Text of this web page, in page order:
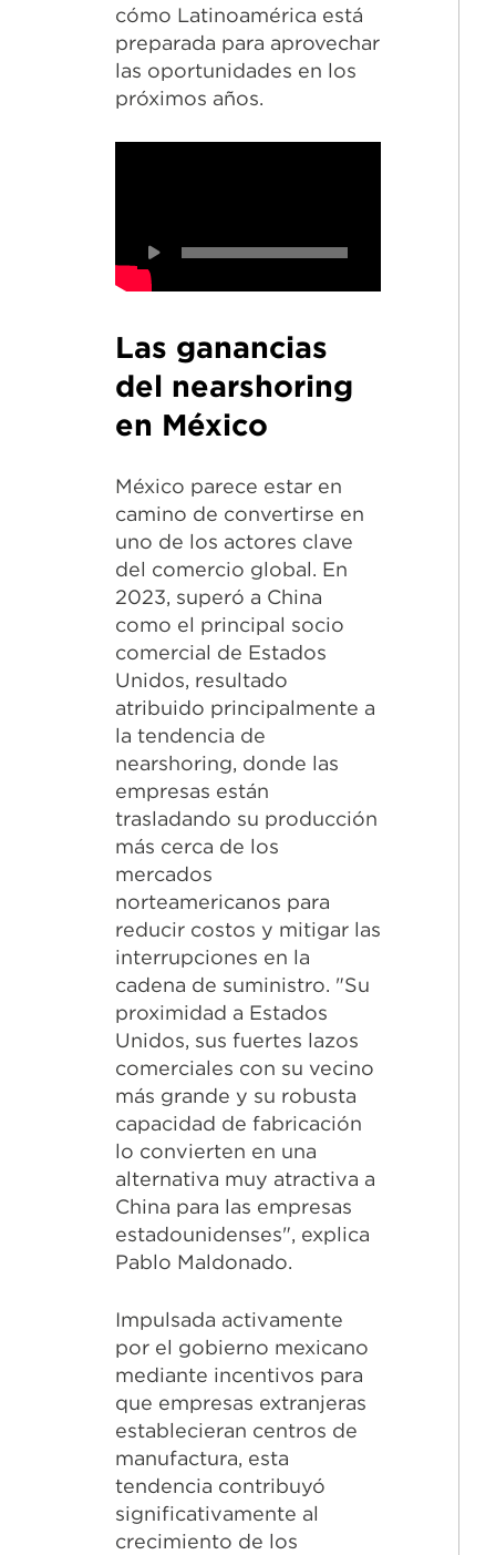
cómo Latinoamérica está
preparada para aprovechar
las oportunidades en los
próximos años.
Las ganancias
del nearshoring
en México
México parece estar en
camino de convertirse en
uno de los actores clave
del comercio global. En
2023, superó a China
como el principal socio
comercial de Estados
Unidos, resultado
atribuido principalmente a
la tendencia de
nearshoring, donde las
empresas están
trasladando su producción
más cerca de los
mercados
norteamericanos para
reducir costos y mitigar las
interrupciones en la
cadena de suministro. "Su
proximidad a Estados
Unidos, sus fuertes lazos
comerciales con su vecino
más grande y su robusta
capacidad de fabricación
lo convierten en una
alternativa muy atractiva a
China para las empresas
estadounidenses", explica
Pablo Maldonado.
Impulsada activamente
por el gobierno mexicano
mediante incentivos para
que empresas extranjeras
establecieran centros de
manufactura, esta
tendencia contribuyó
significativamente al
crecimiento de los